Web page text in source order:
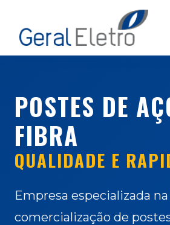
POSTES DE
FIBRA
QUALIDADE E
Empresa especializada
comercialização de